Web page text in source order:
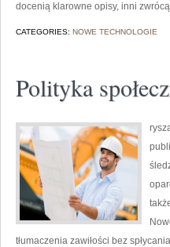
docenią klarowne opisy, inni
CATEGORIES: NOWE TECHNOLOGIE
Polityka
tłumaczenia zawiłości bez